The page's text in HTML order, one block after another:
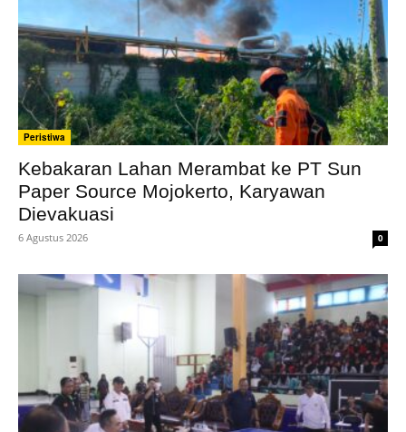
Peristiwa
Kebakaran Lahan Merambat ke PT Sun
Paper Source Mojokerto, Karyawan
Dievakuasi
6 Agustus 2026 0